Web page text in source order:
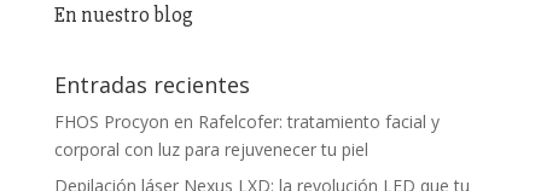
En nuestro blog
Entradas recientes
FHOS Procyon en Rafelcofer: tratamiento facial y
corporal con luz para rejuvenecer tu piel
Depilación láser Nexus LXD: la revolución LED que tu